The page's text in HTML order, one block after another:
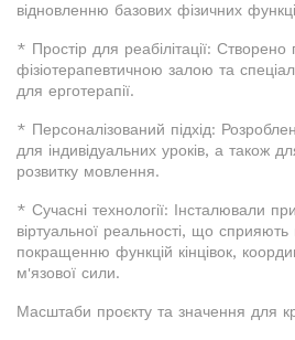
відновленню базових фізичних
* Простір для реабілітації:
фізіотерапевтичною залою та
для ерготерапії.
* Персоналізований підхід:
для індивідуальних уроків, а також
розвитку мовлення.
* Сучасні технології: Інсталювали
віртуальної реальності, що
покращенню функцій кінцівок,
м'язової сили.
Масштаби проєкту та значення для